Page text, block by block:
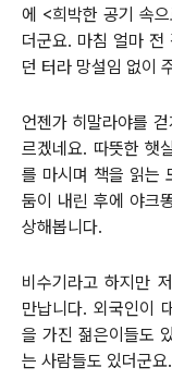
에 <희박한 공기 속
더군요. 마침 얼마 전
던 터라 망설임 없이
언젠가 히말라야를
르겠네요. 따뜻한 햇
를 마시며 책을 읽는
둠이 내린 후에 야크
상해봅니다.
비수기라고 하지만
만납니다. 외국인이
을 가진 젊은이들도
는 사람들도 있더군요.